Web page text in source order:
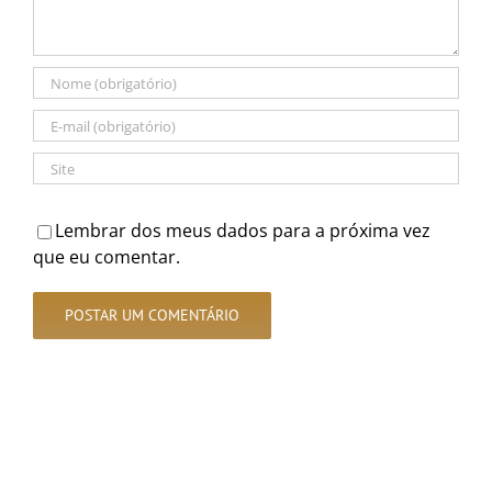
Lembrar dos meus dados para a próxima vez
que eu comentar.